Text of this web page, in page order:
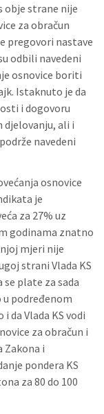
obje strane nije
za obračun
pregovori nastave
odbili navedeni
osnovice boriti
Istaknuto je da
i dogovoru
djelovanju, ali i
navedeni
osnovice
je
za 27% uz
godinama znatno
mjeri nije
strani Vlada KS
plate za sada
u podređenom
da Vlada KS vodi
za obračun i
Zakona i
pondera KS
za 80 do 100